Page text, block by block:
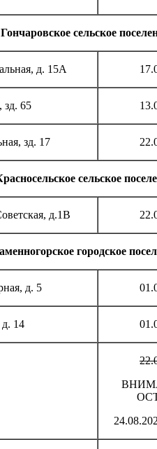
Гончаровское сельское
д. 15А
зд. 65
зд. 17
сельское
д.1В
городское
д. 5
14